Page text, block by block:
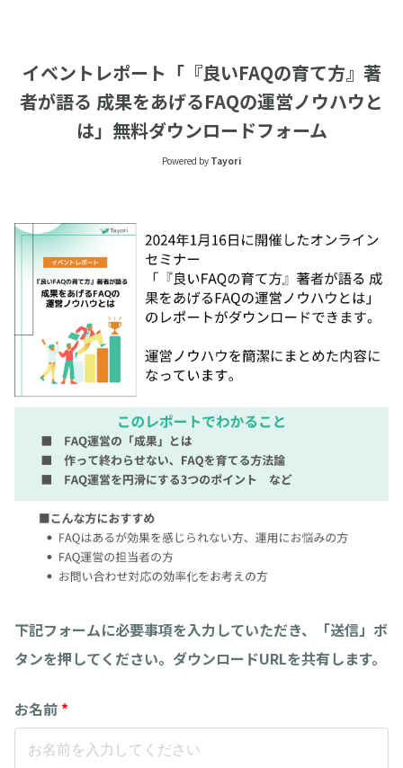
イベントレポート「『良いFAQの育て方』著
者が語る 成果をあげるFAQの運営ノウハウと
は」無料ダウンロードフォーム
Powered by Tayori
下記フォームに必要事項を入力していただき、「送信」ボ
タンを押してください。ダウンロードURLを共有します。
お名前 *